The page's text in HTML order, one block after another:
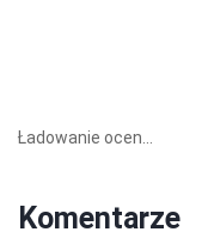
Ładowanie ocen...
Komentarze